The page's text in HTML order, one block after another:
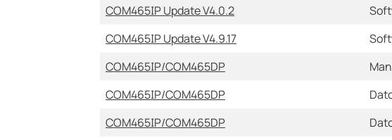
COM465IP Update V4.0.2
COM465IP Update V4.9.17
COM465IP/COM465DP
COM465IP/COM465DP
COM465IP/COM465DP